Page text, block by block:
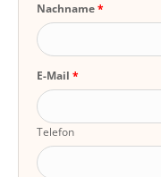
Nachname
E-Mail
Telefon